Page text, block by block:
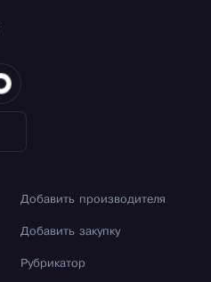
Добавить производителя
Добавить закупку
Рубрикатор